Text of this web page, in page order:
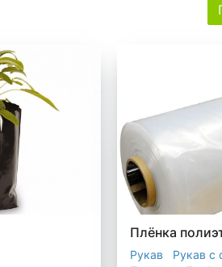
Плёнка
Рукав Рукав с